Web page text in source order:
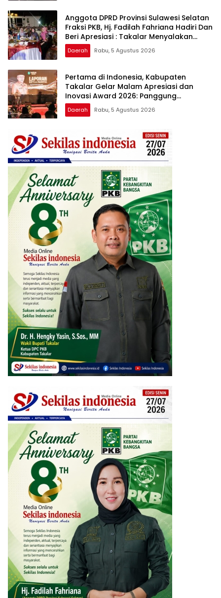
Anggota DPRD Provinsi Sulawesi Selatan
Fraksi PKB, Hj. Fadilah Fahriana Hadiri Dan
Beri Apresiasi : Takalar Menyalakan
Lentera Pengabdian Melalui Malam
Apresiasi dan Inovasi Award 2026
Daerah Rabu, 5 Agustus 2026
Pertama di Indonesia, Kabupaten
Takalar Gelar Malam Apresiasi dan
Inovasi Award 2026: Panggung
Penghargaan bagi Pelayan Publik
Berprestasi
Daerah Rabu, 5 Agustus 2026